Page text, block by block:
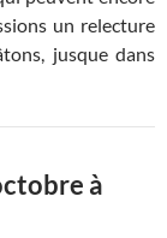
un relecture
jusque dans
à